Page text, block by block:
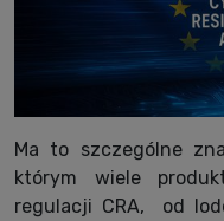
Ma to szczególne
którym wiele
regulacji CRA,
od